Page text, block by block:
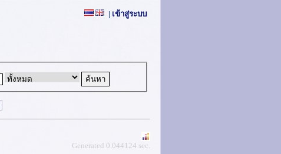
| เข้าสู่ระบบ
Generated 0.044124 sec.